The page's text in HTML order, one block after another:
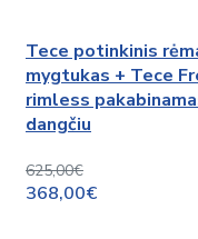
Tece potinkinis rėmas +
mygtukas + Tece Fresh
rimless
dangčiu
625,00€
368,00€